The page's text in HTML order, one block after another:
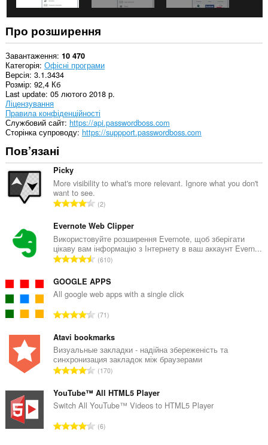
ваших
вкладок
і
журналу
перегляду.
Про розширення
Завантаження 10 470
Категорія Офісні програми
Версія 3.1.3434
Розмір 92,4 Кб
Last update 05 лютого 2018 р.
Ліцензування
Правила конфіденційності
Службовий сайт https://api.passwordboss.com
Сторінка супроводу https://suppport.passwordboss.com
Пов’язані
Picky
More visibility to what's more relevant. Ignore what you don't
want to see.
З
г
а
л
ь
а
к
і
л
ь
к
і
с
ь
о
і
2
Evernote Web Clipper
Використовуйте розширення Evernote, щоб зберігати
цікаву вам інформацію з Інтернету в ваш аккаунт Evern...
З
г
а
ь
а
к
і
л
ь
к
с
610
GOOGLE APPS
All google web apps with a single click
З
г
а
л
ь
а
к
і
л
71
Atavi bookmarks
Визуальные закладки - надійна збереженість та
синхронизация закладок між браузерами
З
г
а
ь
170
YouTube™ All HTML5 Player
Switch All YouTube™ Videos to HTML5 Player
З6